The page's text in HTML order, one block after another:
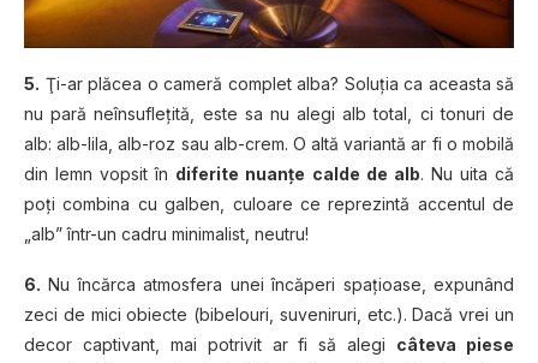
5. Ţi-ar plăcea o cameră complet alba? Soluţia ca aceasta să
nu pară neînsufleţită, este sa nu alegi alb total, ci tonuri de
alb: alb-lila, alb-roz sau alb-crem. O altă variantă ar fi o mobilă
din lemn vopsit în diferite nuanţe calde de alb. Nu uita că
poţi combina cu galben, culoare ce reprezintă accentul de
„alb” într-un cadru minimalist, neutru!
6. Nu încărca atmosfera unei încăperi spaţioase, expunând
zeci de mici obiecte (bibelouri, suveniruri, etc.). Dacă vrei un
decor captivant, mai potrivit ar fi să alegi câteva piese